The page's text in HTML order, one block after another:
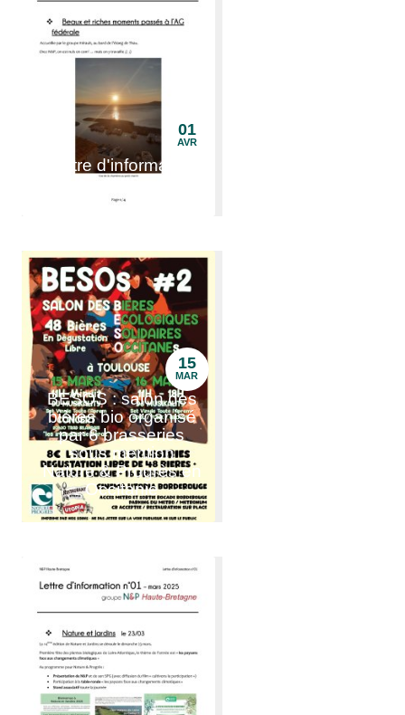
01
AVR
Lettre d'information
n°02
15
MAR
BESOS : salon des
bières bio organisé
par 6 brasseries
sous mention
Nature & Progrès en
Occitanie